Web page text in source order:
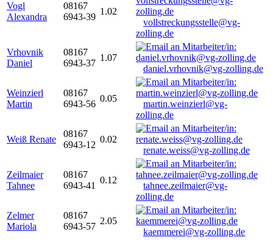
Vogl
Alexandra
08167
6943-39
1.02
vollstreckungsstelle@vg-
zolling.de
Vrhovnik
Daniel
08167
6943-37
1.07
daniel.vrhovnik@vg-zolling.de
Weinzierl
Martin
08167
6943-56
0.05
martin.weinzierl@vg-
zolling.de
Weiß Renate
08167
6943-12
0.02
renate.weiss@vg-zolling.de
Zeilmaier
Tahnee
08167
6943-41
0.12
tahnee.zeilmaier@vg-
zolling.de
Zelmer
Mariola
08167
6943-57
2.05
kaemmerei@vg-zolling.de